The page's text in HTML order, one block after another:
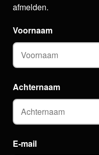
afmelden.
E-mail
Voornaam
Achternaam